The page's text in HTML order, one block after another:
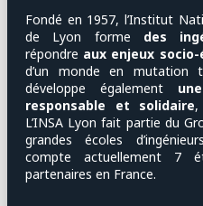
Fondé en 1957, l’Institut
de Lyon forme des
répondre aux enjeux
d’un monde en mutation
développe également
responsable et solidaire,
L’INSA Lyon fait partie du
grandes écoles
compte actuellement 7
partenaires en France.